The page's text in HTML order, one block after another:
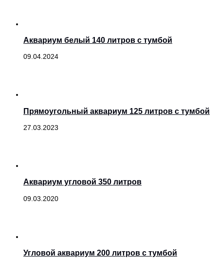
Аквариум белый 140 литров с тумбой
09.04.2024
Прямоугольный аквариум 125 литров с тумбой
27.03.2023
Аквариум угловой 350 литров
09.03.2020
Угловой аквариум 200 литров с тумбой